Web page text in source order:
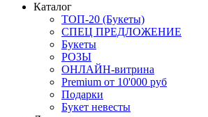
Каталог
ТОП-20 (Букеты)
СПЕЦ ПРЕДЛОЖЕНИЕ
Букеты
РОЗЫ
ОНЛАЙН-витрина
Premium от 10'000 руб
Подарки
Букет невесты